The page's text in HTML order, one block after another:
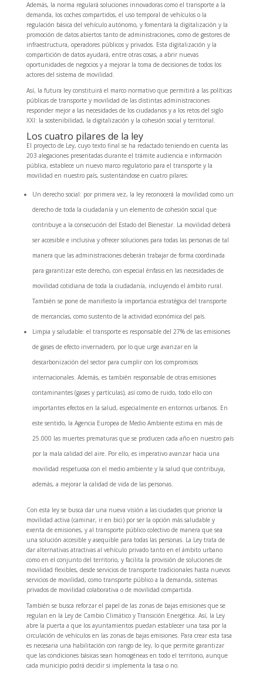
Además, la norma regulará soluciones innovadoras como el transporte a la
demanda, los coches compartidos, el uso temporal de vehículos o la
regulación básica del vehículo autónomo, y fomentará la digitalización y la
promoción de datos abiertos tanto de administraciones, como de gestores de
infraestructura, operadores públicos y privados. Esta digitalización y la
compartición de datos ayudará, entre otras cosas, a abrir nuevas
oportunidades de negocios y a mejorar la toma de decisiones de todos los
actores del sistema de movilidad.
Así, la futura ley constituirá el marco normativo que permitirá a las políticas
públicas de transporte y movilidad de las distintas administraciones
responder mejor a las necesidades de los ciudadanos y a los retos del siglo
XXI: la sostenibilidad, la digitalización y la cohesión social y territorial.
Los cuatro pilares de la ley
El proyecto de Ley, cuyo texto final se ha redactado teniendo en cuenta las
203 alegaciones presentadas durante el trámite audiencia e información
pública, establece un nuevo marco regulatorio para el transporte y la
movilidad en nuestro país, sustentándose en cuatro pilares:
Un derecho social: por primera vez, la ley reconocerá la movilidad como un
derecho de toda la ciudadanía y un elemento de cohesión social que
contribuye a la consecución del Estado del Bienestar. La movilidad deberá
ser accesible e inclusiva y ofrecer soluciones para todas las personas de tal
manera que las administraciones deberán trabajar de forma coordinada
para garantizar este derecho, con especial énfasis en las necesidades de
movilidad cotidiana de toda la ciudadanía, incluyendo el ámbito rural.
También se pone de manifiesto la importancia estratégica del transporte
de mercancías, como sustento de la actividad económica del país.
Limpia y saludable: el transporte es responsable del 27% de las emisiones
de gases de efecto invernadero, por lo que urge avanzar en la
descarbonización del sector para cumplir con los compromisos
internacionales. Además, es también responsable de otras emisiones
contaminantes (gases y partículas), así como de ruido, todo ello con
importantes efectos en la salud, especialmente en entornos urbanos. En
este sentido, la Agencia Europea de Medio Ambiente estima en más de
25.000 las muertes prematuras que se producen cada año en nuestro país
por la mala calidad del aire. Por ello, es imperativo avanzar hacia una
movilidad respetuosa con el medio ambiente y la salud que contribuya,
además, a mejorar la calidad de vida de las personas.
Con esta ley se busca dar una nueva visión a las ciudades que priorice la
movilidad activa (caminar, ir en bici) por ser la opción más saludable y
exenta de emisiones, y al transporte público colectivo de manera que sea
una solución accesible y asequible para todas las personas. La Ley trata de
dar alternativas atractivas al vehículo privado tanto en el ámbito urbano
como en el conjunto del territorio, y facilita la provisión de soluciones de
movilidad flexibles, desde servicios de transporte tradicionales hasta nuevos
servicios de movilidad, como transporte público a la demanda, sistemas
privados de movilidad colaborativa o de movilidad compartida.
También se busca reforzar el papel de las zonas de bajas emisiones que se
regulan en la Ley de Cambio Climático y Transición Energética. Así, la Ley
abre la puerta a que los ayuntamientos puedan establecer una tasa por la
circulación de vehículos en las zonas de bajas emisiones. Para crear esta tasa
es necesaria una habilitación con rango de ley, lo que permite garantizar
que las condiciones básicas sean homogéneas en todo el territorio, aunque
cada municipio podrá decidir si implementa la tasa o no.